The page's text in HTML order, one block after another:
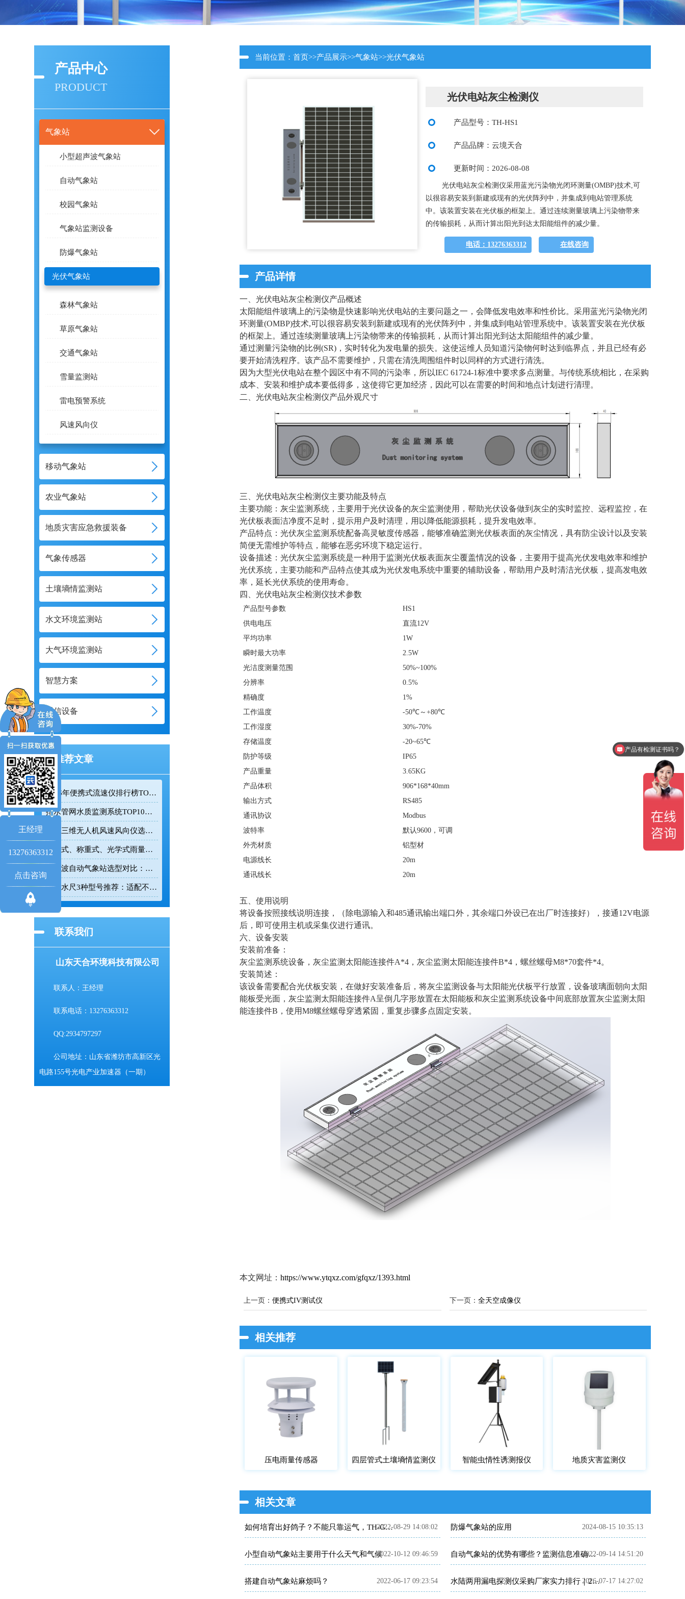
产品中心
PRODUCT
气象站
小型超声波气象站
自动气象站
校园气象站
气象站监测设备
防爆气象站
光伏气象站
森林气象站
草原气象站
交通气象站
雪量监测站
雷电预警系统
风速风向仪
移动气象站
农业气象站
地质灾害应急救援装备
气象传感器
土壤墒情监测站
水文环境监测站
大气环境监测站
智慧方案
通信设备
推荐文章
2026年便携式流速仪排行榜TOP10：采购前必看的实力榜单
排水管网水质监测系统TOP10推荐榜单
迷你三维无人机风速风向仪选型：云境天合TH-F1H助力空中风场监测
翻斗式、称重式、光学式雨量计精度大横评：哪种雨量计测量最准？
超声波自动气象站选型对比：云境天合 TH-CQX6 与天蔚 TW-CQX5 推荐
电子水尺3种型号推荐：适配不同水深监测场景
联系我们
山东天合环境科技有限公司
联系人：王经理
联系电话：13276363312
QQ:2934797297
公司地址：山东省潍坊市高新区光
电路155号光电产业加速器（一期）
当前位置：首页>>产品展示>>气象站>>光伏气象站
光伏电站灰尘检测仪
产品型号：TH-HS1
产品品牌：云境天合
更新时间：2026-08-08
光伏电站灰尘检测仪采用蓝光污染物光闭环测量(OMBP)技术,可
以很容易安装到新建或现有的光伏阵列中，并集成到电站管理系统
中。该装置安装在光伏板的框架上。通过连续测量玻璃上污染物带来
的传输损耗，从而计算出阳光到达太阳能组件的减少量。
电话：13276363312 在线咨询
产品详情
一、光伏电站灰尘检测仪产品概述
太阳能组件玻璃上的污染物是快速影响光伏电站的主要问题之一，会降低发电效率和性价比。采用蓝光污染物光闭
环测量(OMBP)技术,可以很容易安装到新建或现有的光伏阵列中，并集成到电站管理系统中。该装置安装在光伏板
的框架上。通过连续测量玻璃上污染物带来的传输损耗，从而计算出阳光到达太阳能组件的减少量。
通过测量污染物的比例(SR)，实时转化为发电量的损失。这使运维人员知道污染物何时达到临界点，并且已经有必
要开始清洗程序。该产品不需要维护，只需在清洗周围组件时以同样的方式进行清洗。
因为大型光伏电站在整个园区中有不同的污染率，所以IEC 61724-1标准中要求多点测量。与传统系统相比，在采购
成本、安装和维护成本要低得多，这使得它更加经济，因此可以在需要的时间和地点计划进行清理。
二、光伏电站灰尘检测仪产品外观尺寸
三、光伏电站灰尘检测仪主要功能及特点
主要功能：灰尘监测系统，主要用于光伏设备的灰尘监测使用，帮助光伏设备做到灰尘的实时监控、远程监控，在
光伏板表面洁净度不足时，提示用户及时清理，用以降低能源损耗，提升发电效率。
产品特点：光伏灰尘监测系统配备高灵敏度传感器，能够准确监测光伏板表面的灰尘情况，具有防尘设计以及安装
简便无需维护等特点，能够在恶劣环境下稳定运行。
设备描述：光伏灰尘监测系统是一种用于监测光伏板表面灰尘覆盖情况的设备，主要用于提高光伏发电效率和维护
光伏系统，主要功能和产品特点使其成为光伏发电系统中重要的辅助设备，帮助用户及时清洁光伏板，提高发电效
率，延长光伏系统的使用寿命。
四、光伏电站灰尘检测仪技术参数
产品型号参数
HS1
供电电压
直流12V
平均功率
1W
瞬时最大功率
2.5W
光洁度测量范围
50%~100%
分辨率
0.5%
精确度
1%
工作温度
-50℃～+80℃
工作湿度
30%-70%
存储温度
-20~65℃
防护等级
IP65
产品重量
3.65KG
产品体积
906*168*40mm
输出方式
RS485
通讯协议
Modbus
波特率
默认9600，可调
外壳材质
铝型材
电源线长
20m
通讯线长
20m
五、使用说明
将设备按照接线说明连接，（除电源输入和485通讯输出端口外，其余端口外设已在出厂时连接好），接通12V电源
后，即可使用主机或采集仪进行通讯。
六、设备安装
安装前准备：
灰尘监测系统设备，灰尘监测太阳能连接件A*4，灰尘监测太阳能连接件B*4，螺丝螺母M8*70套件*4。
安装简述：
该设备需要配合光伏板安装，在做好安装准备后，将灰尘监测设备与太阳能光伏板平行放置，设备玻璃面朝向太阳
能板受光面，灰尘监测太阳能连接件A呈倒几字形放置在太阳能板和灰尘监测系统设备中间底部放置灰尘监测太阳
能连接件B，使用M8螺丝螺母穿透紧固，重复步骤多点固定安装。
本文网址：https://www.ytqxz.com/gfqxz/1393.html
上一页：便携式IV测试仪 下一页： 全天空成像仪
相关推荐
压电雨量传感器 四层管式土壤墒情监测仪 智能虫情性诱测报仪 地质灾害监测仪
相关文章
如何培育出好鸽子？不能只靠运气，TH-GZ01鸽子性别鉴定仪器来助力！
2022-08-29 14:08:02 防爆气象站的应用 2024-08-15 10:35:13
小型自动气象站主要用于什么天气和气候2022-10-12 09:46:59 自动气象站的优势有哪些？监测信息准确吗？
2022-09-14 14:51:20
搭建自动气象站麻烦吗？ 2022-06-17 09:23:54 水陆两用漏电探测仪采购厂家实力排行｜2026消防应急优选
2026-07-17 14:27:02
王经理
13276363312
点击咨询
设备包含安装吗？